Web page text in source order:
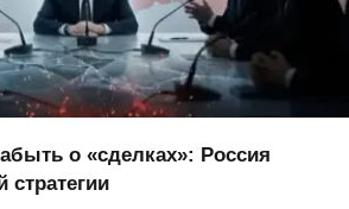
о «сделках»: Россия
стратегии